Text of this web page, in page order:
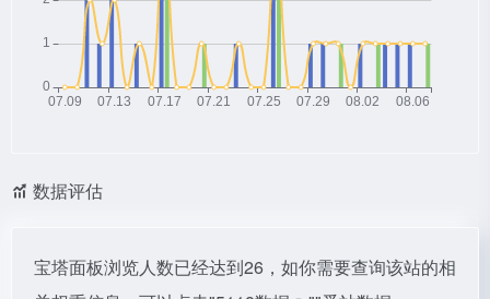
数据评估
宝塔面板浏览人数已经达到26，如你需要查询该站的相